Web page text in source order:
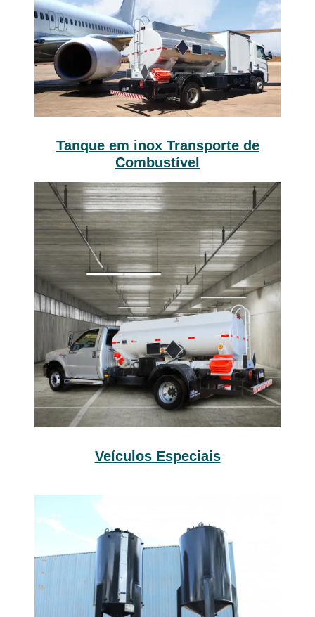
Tanque em inox Transporte de
Combustível
Veículos Especiais